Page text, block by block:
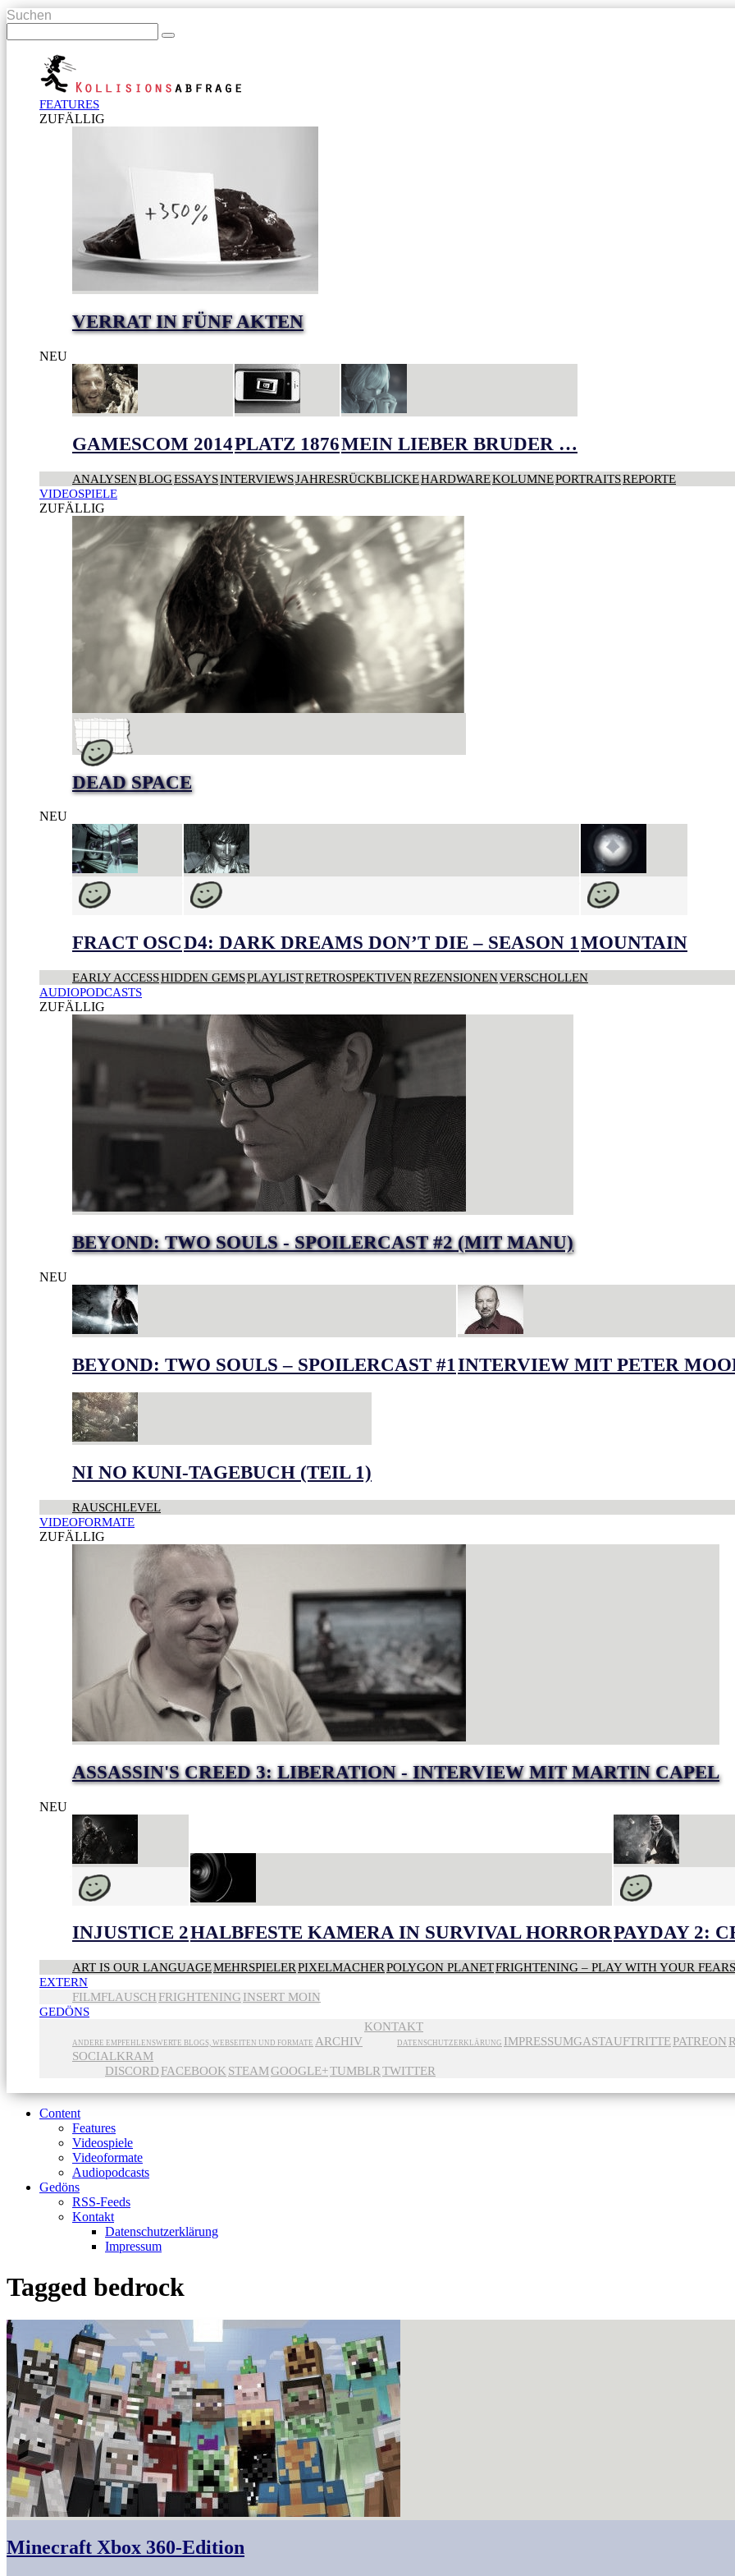
Suchen
FEATURES
ZUFÄLLIG
VERRAT IN FÜNF AKTEN
NEU
GAMESCOM 2014PLATZ 1876MEIN LIEBER BRUDER …
ANALYSENBLOGESSAYSINTERVIEWSJAHRESRÜCKBLICKEHARDWAREKOLUMNEPORTRAITSREPORTE
VIDEOSPIELE
ZUFÄLLIG
DEAD SPACE
NEU
FRACT OSCD4: DARK DREAMS DON’T DIE – SEASON 1MOUNTAIN
EARLY ACCESSHIDDEN GEMSPLAYLISTRETROSPEKTIVENREZENSIONENVERSCHOLLEN
AUDIOPODCASTS
ZUFÄLLIG
BEYOND: TWO SOULS - SPOILERCAST #2 (MIT MANU)
NEU
BEYOND: TWO SOULS – SPOILERCAST #1 INTERVIEW MIT PETER
NI NO KUNI-TAGEBUCH (TEIL 1)
RAUSCHLEVEL
VIDEOFORMATE
ZUFÄLLIG
ASSASSIN'S CREED 3: LIBERATION - INTERVIEW MIT MARTIN CAPEL
NEU
INJUSTICE 2HALBFESTE KAMERA IN SURVIVAL HORRORPAYDAY 2:
ART IS OUR LANGUAGEMEHRSPIELERPIXELMACHERPOLYGON PLANETFRIGHTENING – PLAY WITH YOUR FEARS
EXTERN
FILMFLAUSCH FRIGHTENING INSERT MOIN
GEDÖNS
ANDERE EMPFEHLENSWERTE BLOGS, WEBSEITEN UND FORMATE ARCHIV
KONTAKT
DATENSCHUTZERKLÄRUNG IMPRESSUMGASTAUFTRITTEPATREON
SOCIALKRAM
DISCORD FACEBOOK STEAMGOOGLE+TUMBLRTWITTER
Content
Features
Videospiele
Videoformate
Audiopodcasts
Gedöns
RSS-Feeds
Kontakt
Datenschutzerklärung
Impressum
Tagged bedrock
Minecraft Xbox 360-Edition